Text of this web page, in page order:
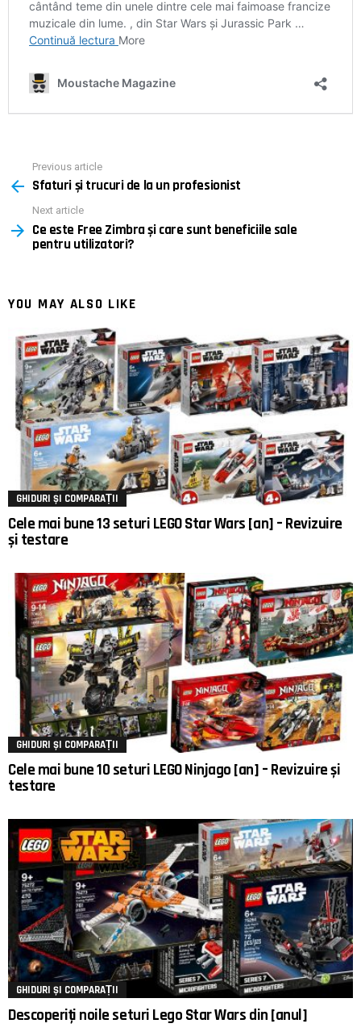
more
Previous article
Sfaturi și trucuri de la un profesionist
Next article
Ce este Free Zimbra și care sunt beneficiile sale
pentru utilizatori?
YOU MAY ALSO LIKE
GHIDURI ȘI COMPARAȚII
Cele mai bune 13 seturi LEGO Star Wars [an] – Revizuire
și testare
GHIDURI ȘI COMPARAȚII
Cele mai bune 10 seturi LEGO Ninjago [an] – Revizuire și
testare
GHIDURI ȘI COMPARAȚII
Descoperiți noile seturi Lego Star Wars din [anul]